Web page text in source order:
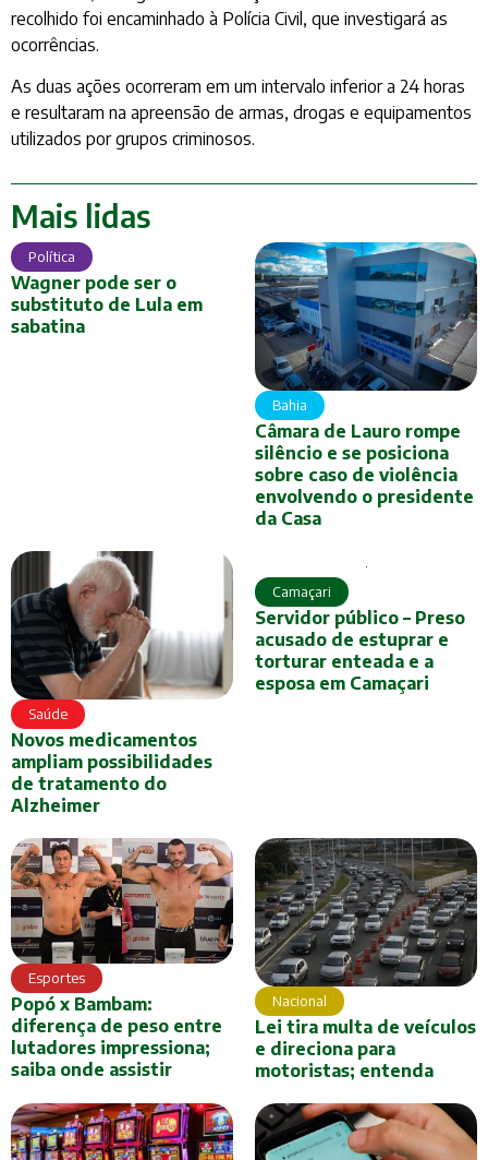
recolhido foi encaminhado à Polícia Civil, que investigará as
ocorrências.
As duas ações ocorreram em um intervalo inferior a 24 horas
e resultaram na apreensão de armas, drogas e equipamentos
utilizados por grupos criminosos.
Mais lidas
Política
Wagner pode ser o
substituto de Lula em
sabatina
Bahia
Câmara de Lauro rompe
silêncio e se posiciona
sobre caso de violência
envolvendo o presidente
da Casa
Saúde
Novos medicamentos
ampliam possibilidades
de tratamento do
Alzheimer
Camaçari
Servidor público – Preso
acusado de estuprar e
torturar enteada e a
esposa em Camaçari
Esportes
Popó x Bambam:
diferença de peso entre
lutadores impressiona;
saiba onde assistir
Nacional
Lei tira multa de veículos
e direciona para
motoristas; entenda